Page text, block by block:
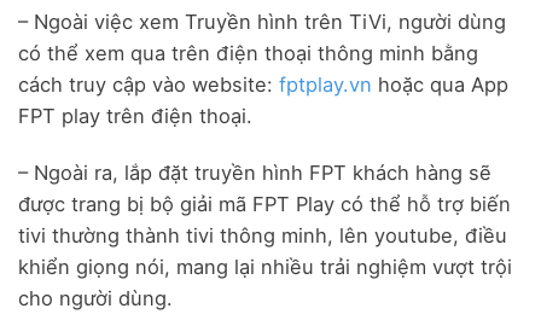
– Ngoài việc xem Truyền hình trên TiVi, người dùng
có thể xem qua trên điện thoại thông minh bằng
cách truy cập vào website: fptplay.vn hoặc qua App
FPT play trên điện thoại.
– Ngoài ra, lắp đặt truyền hình FPT khách hàng sẽ
được trang bị bộ giải mã FPT Play có thể hỗ trợ biến
tivi thường thành tivi thông minh, lên youtube, điều
khiển giọng nói, mang lại nhiều trải nghiệm vượt trội
cho người dùng.